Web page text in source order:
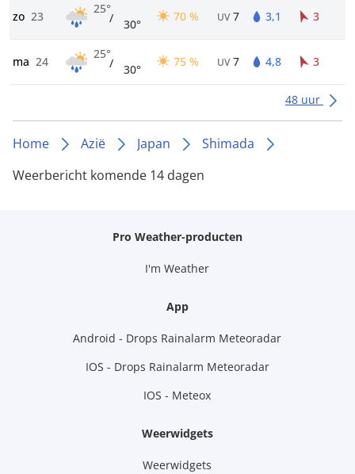
zo 23
25°
/ 30°
70 % UV 7 3,1 3
ma 24
25°
/ 30°
75 % UV 7 4,8 3
48 uur
Home Azië Japan
Shimada
Weerbericht komende 14 dagen
Pro Weather-producten
I'm Weather
App
Android - Drops Rainalarm Meteoradar
IOS - Drops Rainalarm Meteoradar
IOS - Meteox
Weerwidgets
Weerwidgets